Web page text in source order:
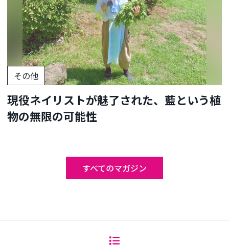
その他
現役ネイリストが魅了された、藍という植
物の無限の可能性
すべてのマガジン